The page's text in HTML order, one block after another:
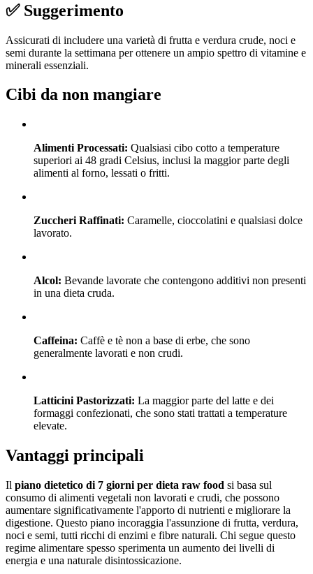
✅ Suggerimento
Assicurati di includere una varietà di frutta e verdura crude, noci e
semi durante la settimana per ottenere un ampio spettro di vitamine e
minerali essenziali.
Cibi da non mangiare
Alimenti Processati: Qualsiasi cibo cotto a temperature
superiori ai 48 gradi Celsius, inclusi la maggior parte degli
alimenti al forno, lessati o fritti.
Zuccheri Raffinati: Caramelle, cioccolatini e qualsiasi dolce
lavorato.
Alcol: Bevande lavorate che contengono additivi non presenti
in una dieta cruda.
Caffeina: Caffè e tè non a base di erbe, che sono
generalmente lavorati e non crudi.
Latticini Pastorizzati: La maggior parte del latte e dei
formaggi confezionati, che sono stati trattati a temperature
elevate.
Vantaggi principali
Il piano dietetico di 7 giorni per dieta raw food si basa sul
consumo di alimenti vegetali non lavorati e crudi, che possono
aumentare significativamente l'apporto di nutrienti e migliorare la
digestione. Questo piano incoraggia l'assunzione di frutta, verdura,
noci e semi, tutti ricchi di enzimi e fibre naturali. Chi segue questo
regime alimentare spesso sperimenta un aumento dei livelli di
energia e una naturale disintossicazione.